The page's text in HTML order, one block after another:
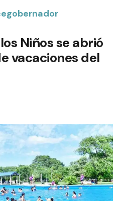
Niños se abrió
vacaciones del